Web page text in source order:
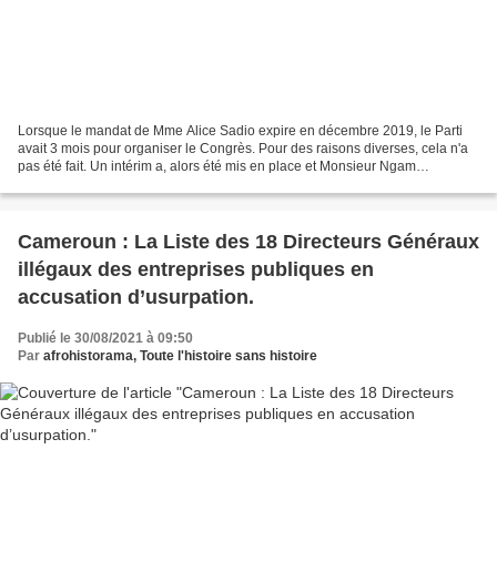
Lorsque le mandat de Mme Alice Sadio expire en décembre 2019, le Parti
avait 3 mois pour organiser le Congrès. Pour des raisons diverses, cela n'a
pas été fait. Un intérim a, alors été mis en place et Monsieur Ngam
Cameroun : La Liste des 18 Directeurs Généraux
illégaux des entreprises publiques en
accusation d’usurpation.
Publié le 30/08/2021 à 09:50
Par afrohistorama, Toute l'histoire sans histoire